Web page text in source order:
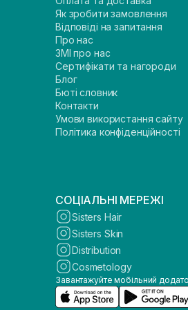
Як зробити замовлення
Відповіді на запитання
Про нас
ЗМІ про нас
Сертифікати та нагороди
Блог
Бюті словник
Контакти
Умови використання сайту
Політика конфіденційності
СОЦІАЛЬНІ МЕРЕЖІ
Sisters Hair
Sisters Skin
Distribution
Cosmetology
Завантажуйте мобільний